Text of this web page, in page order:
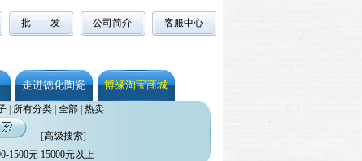
批 发 公司简介 客服中心
走进德化陶瓷 博缘淘宝商城
| 所有分类| 全部| 热卖
[高级搜索]
1500元 15000元以上